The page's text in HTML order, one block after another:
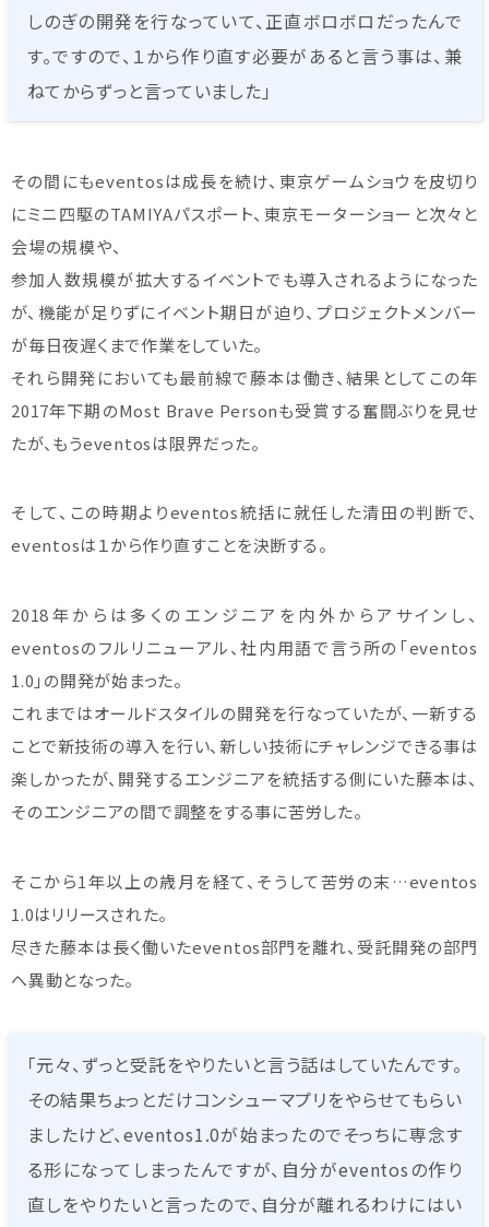
しのぎの開発を行なっていて、正直ボロボロだったんで
す。ですので、１から作り直す必要があると言う事は、兼
ねてからずっと言っていました」
その間にもeventosは成長を続け、東京ゲームショウを皮切り
にミニ四駆のTAMIYAパスポート、東京モーターショーと次々と
会場の規模や、
参加人数規模が拡大するイベントでも導入されるようになった
が、機能が足りずにイベント期日が迫り、プロジェクトメンバー
が毎日夜遅くまで作業をしていた。
それら開発においても最前線で藤本は働き、結果としてこの年
2017年下期のMost Brave Personも受賞する奮闘ぶりを見せ
たが、もうeventosは限界だった。
そして、この時期よりeventos統括に就任した清田の判断で、
eventosは１から作り直すことを決断する。
2018年からは多くのエンジニアを内外からアサインし、
eventosのフルリニューアル、社内用語で言う所の「eventos
1.0」の開発が始まった。
これまではオールドスタイルの開発を行なっていたが、一新する
ことで新技術の導入を行い、新しい技術にチャレンジできる事は
楽しかったが、開発するエンジニアを統括する側にいた藤本は、
そのエンジニアの間で調整をする事に苦労した。
そこから1年以上の歳月を経て、そうして苦労の末…eventos
1.0はリリースされた。
尽きた藤本は長く働いたeventos部門を離れ、受託開発の部門
へ異動となった。
「元々、ずっと受託をやりたいと言う話はしていたんです。
その結果ちょっとだけコンシューマプリをやらせてもらい
ましたけど、eventos1.0が始まったのでそっちに専念す
る形になってしまったんですが、自分がeventosの作り
直しをやりたいと言ったので、自分が離れるわけにはい